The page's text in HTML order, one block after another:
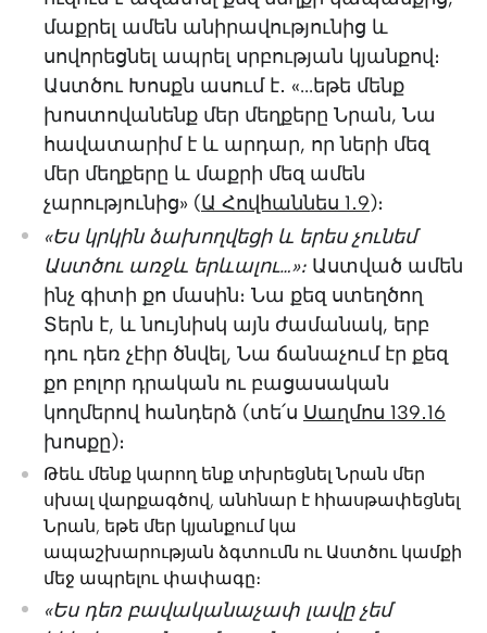
մաքրել ամեն անիրավությունից և
սովորեցնել ապրել սրբության կյանքով։
Աստծու Խոսքն ասում է․ «...եթե մենք
խոստովանենք մեր մեղքերը Նրան, Նա
հավատարիմ է և արդար, որ ների մեզ
մեր մեղքերը և մաքրի մեզ ամեն
չարությունից» (Ա Հովհաննես 1․9)։
«Ես կրկին ձախողվեցի և երես չունեմ
Աստծու առջև երևալու…»։ Աստված ամեն
ինչ գիտի քո մասին։ Նա քեզ ստեղծող
Տերն է, և նույնիսկ այն ժամանակ, երբ
դու դեռ չէիր ծնվել, Նա ճանաչում էր քեզ
քո բոլոր դրական ու բացասական
կողմերով հանդերձ (տե՛ս Սաղմոս 139․16
խոսքը)։
Թեև մենք կարող ենք տխրեցնել Նրան մեր
սխալ վարքագծով, անհնար է հիասթափեցնել
Նրան, եթե մեր կյանքում կա
ապաշխարության ձգտումն ու Աստծու կամքի
մեջ ապրելու փափագը։
«Ես դեռ բավականաչափ լավը չեմ